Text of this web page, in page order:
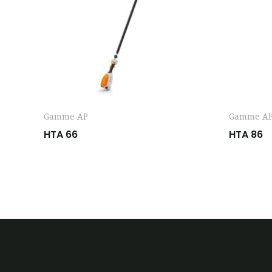
Gamme AP
HTA 66
Gamme
HTA 86